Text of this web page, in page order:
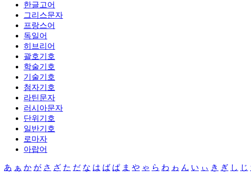
한글고어
그리스문자
프랑스어
독일어
히브리어
괄호기호
학술기호
기술기호
첨자기호
라틴문자
러시아문자
단위기호
일반기호
로마자
아랍어
あ ぁ か が さ ざ た だ な は ば ぱ ま や ゃ ら わ ゎ ん い ぃ き ぎ し じ